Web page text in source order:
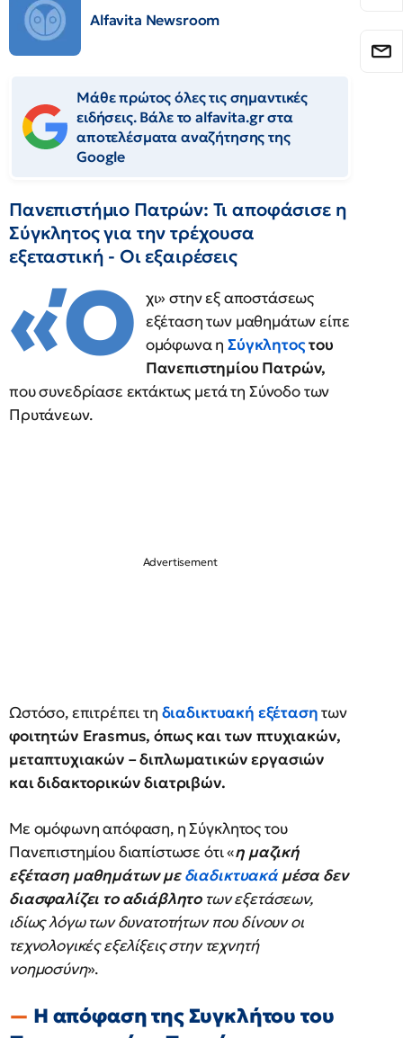
Alfavita Newsroom
Μάθε πρώτος όλες τις σημαντικές
ειδήσεις. Βάλε το alfavita.gr στα
αποτελέσματα αναζήτησης της
Google
Πανεπιστήμιο Πατρών: Τι αποφάσισε η
Σύγκλητος για την τρέχουσα
εξεταστική - Οι εξαιρέσεις
«Ό χι» στην εξ αποστάσεως
εξέταση των μαθημάτων είπε
ομόφωνα ηΣύγκλητοςτου
Πανεπιστημίου Πατρών,
που συνεδρίασε εκτάκτως μετά τη Σύνοδο των
Πρυτάνεων.
Ωστόσο, επιτρέπει τη διαδικτυακή εξέτασητων
φοιτητών Erasmus, όπως και των πτυχιακών,
μεταπτυχιακών – διπλωματικών εργασιών
και διδακτορικών διατριβών.
Με ομόφωνη απόφαση, η Σύγκλητος του
Πανεπιστημίου διαπίστωσε ότι «η μαζική
εξέταση μαθημάτων μεδιαδικτυακάμέσα δεν
διασφαλίζει το αδιάβλητοτων εξετάσεων,
ιδίως λόγω των δυνατοτήτων που δίνουν οι
τεχνολογικές εξελίξεις στην τεχνητή
νοημοσύνη».
Η απόφαση της Συγκλήτου του